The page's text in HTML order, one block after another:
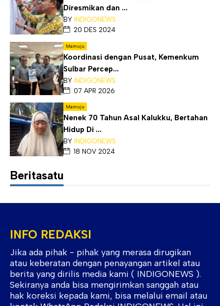
Diresmikan dan ...
BY INDIGONEWS
20 DES 2024
Mamuju
Koordinasi dengan Pusat, Kemenkum
Sulbar Percep...
BY INDIGONEWS
07 APR 2026
Mamuju
Nenek 70 Tahun Asal Kalukku, Bertahan
Hidup Di ...
BY INDIGONEWS
18 NOV 2024
Beritasatu
INFO REDAKSI
Jika ada pihak - pihak yang merasa dirugikan
atau keberatan dengan penayangan artikel atau
berita yang dirilis media kami ( INDIGONEWS ).
Sekiranya anda bisa mengirimkan sanggah atau
hak koreksi kepada kami, bisa melalui email atau